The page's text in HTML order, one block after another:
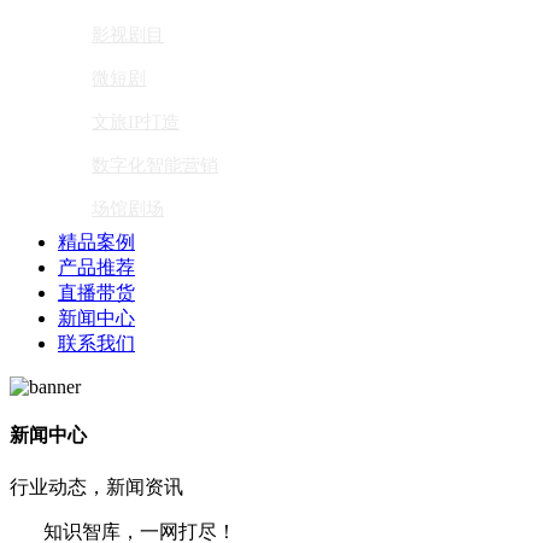
精品案例
产品推荐
直播带货
新闻中心
联系我们
新闻中心
行业动态，新闻资讯
知识智库，一网打尽！